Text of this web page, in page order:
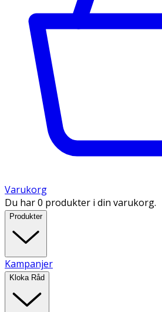
Varukorg
Du har 0 produkter i din varukorg.
Produkter
Kampanjer
Kloka Råd